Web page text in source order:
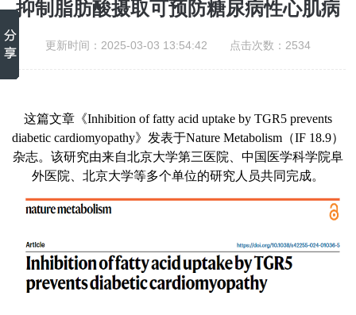
抑制脂肪酸摄取可预防糖尿病性心肌病
更新时间：2025-03-03 13:54:42 点击次数：2534
这篇文章《Inhibition of fatty acid uptake by TGR5 prevents
diabetic cardiomyopathy》发表于Nature Metabolism（IF 18.9）
杂志。该研究由来自北京大学第三医院、中国医学科学院阜
外医院、北京大学等多个单位的研究人员共同完成。